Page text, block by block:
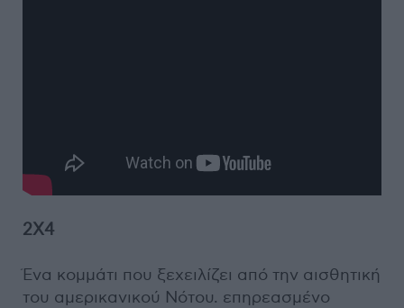
2X4
Ένα κομμάτι που ξεχειλίζει από την αισθητική
του αμερικανικού Νότου. επηρεασμένο